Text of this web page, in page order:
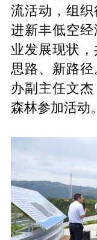
流活动，组
进新丰低空
业发展现状
思路、新路
办副主任文
森林参加活动。